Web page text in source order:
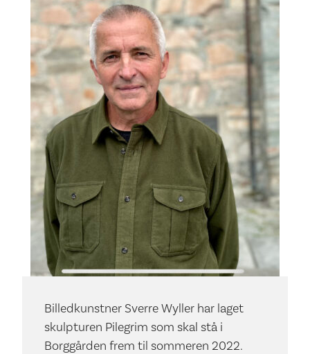
Billedkunstner Sverre Wyller har laget
skulpturen Pilegrim som skal stå i
Borggården frem til sommeren 2022.